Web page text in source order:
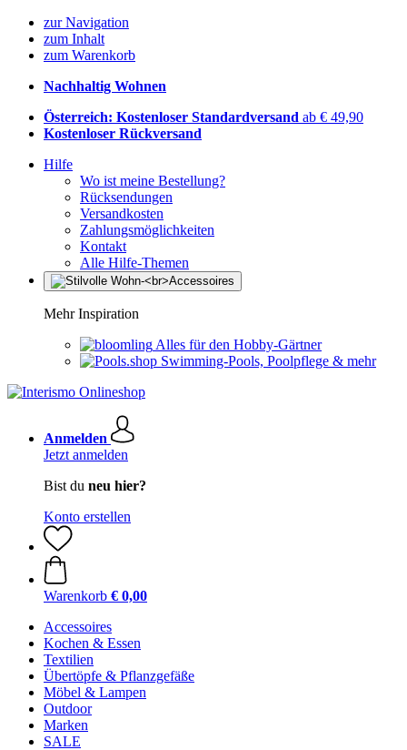
zur Navigation
zum Inhalt
zum Warenkorb
Nachhaltig Wohnen
Österreich: Kostenloser Standardversand ab € 49,90
Kostenloser Rückversand
Hilfe
Wo ist meine Bestellung?
Rücksendungen
Versandkosten
Zahlungsmöglichkeiten
Kontakt
Alle Hilfe-Themen
Mehr Inspiration
Alles für den Hobby-Gärtner
Swimming-Pools, Poolpflege & mehr
Anmelden
Jetzt anmelden
Bist du neu hier?
Konto erstellen
Warenkorb € 0,00
Accessoires
Kochen & Essen
Textilien
Übertöpfe & Pflanzgefäße
Möbel & Lampen
Outdoor
Marken
SALE